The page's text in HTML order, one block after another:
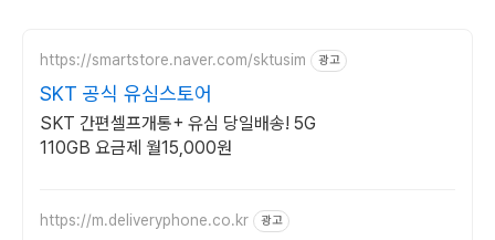
https://smartstore.naver.com/sktusim 광고
SKT 공식 유심스토어
SKT 간편셀프개통+ 유심 당일배송! 5G
110GB 요금제 월15,000원
https://m.deliveryphone.co.kr 광고